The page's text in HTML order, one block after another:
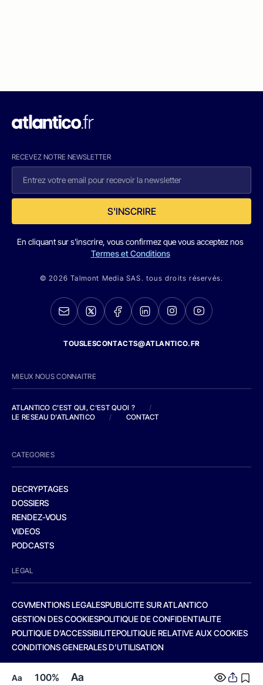
Aa 100% Aa
RECEVEZ NOTRE NEWSLETTER
S'INSCRIRE
En cliquant sur s'inscrire, vous confirmez que vous acceptez nos
Termes et Conditions
© 2026 Talmont Media SAS. tous droits réservés.
TOUSLESCONTACTS@ATLANTICO.FR
MIEUX NOUS CONNAITRE
ATLANTICO C'EST QUI, C'EST QUOI ?
/
LE RESEAU D'ATLANTICO
/ CONTACT
CATEGORIES
DECRYPTAGES
DOSSIERS
RENDEZ-VOUS
VIDEOS
PODCASTS
LEGAL
CGVMENTIONS LEGALESPUBLICITE SUR ATLANTICO
GESTION DES COOKIESPOLITIQUE DE CONFIDENTIALITE
POLITIQUE D’ACCESSIBILITEPOLITIQUE RELATIVE AUX COOKIES
CONDITIONS GENERALES D’UTILISATION